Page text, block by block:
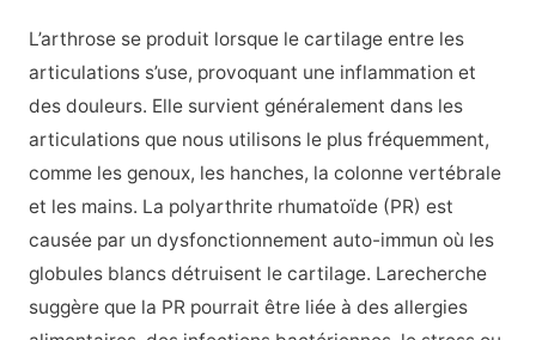
L’arthrose se produit lorsque le cartilage entre les
articulations s’use, provoquant une inflammation et
des douleurs. Elle survient généralement dans les
articulations que nous utilisons le plus fréquemment,
comme les genoux, les hanches, la colonne vertébrale
et les mains. La polyarthrite rhumatoïde (PR) est
causée par un dysfonctionnement auto-immun où les
globules blancs détruisent le cartilage. Larecherche
suggère que la PR pourrait être liée à des allergies